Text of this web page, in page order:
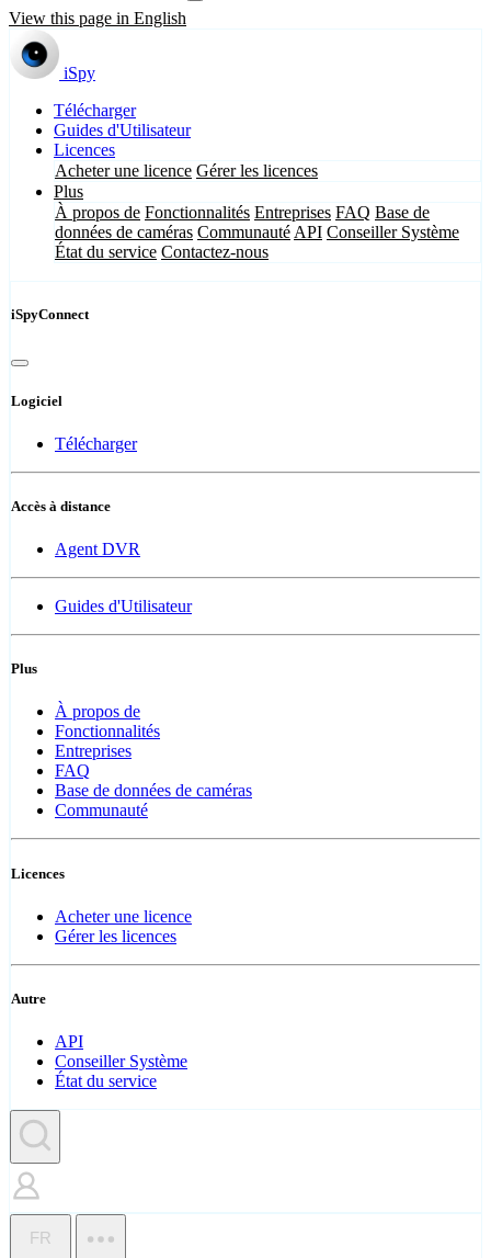
View this page in English
iSpy
Télécharger
Guides d'Utilisateur
Licences
Acheter une licence Gérer les licences
Plus
À propos de Fonctionnalités Entreprises FAQ Base de
données de caméras Communauté API Conseiller Système
État du service Contactez-nous
iSpyConnect
Logiciel
Télécharger
Accès à distance
Agent DVR
Guides d'Utilisateur
Plus
À propos de
Fonctionnalités
Entreprises
FAQ
Base de données de caméras
Communauté
Licences
Acheter une licence
Gérer les licences
Autre
API
Conseiller Système
État du service
FR